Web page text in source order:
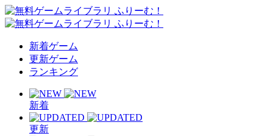
新着ゲーム
更新ゲーム
ランキング
新着
更新